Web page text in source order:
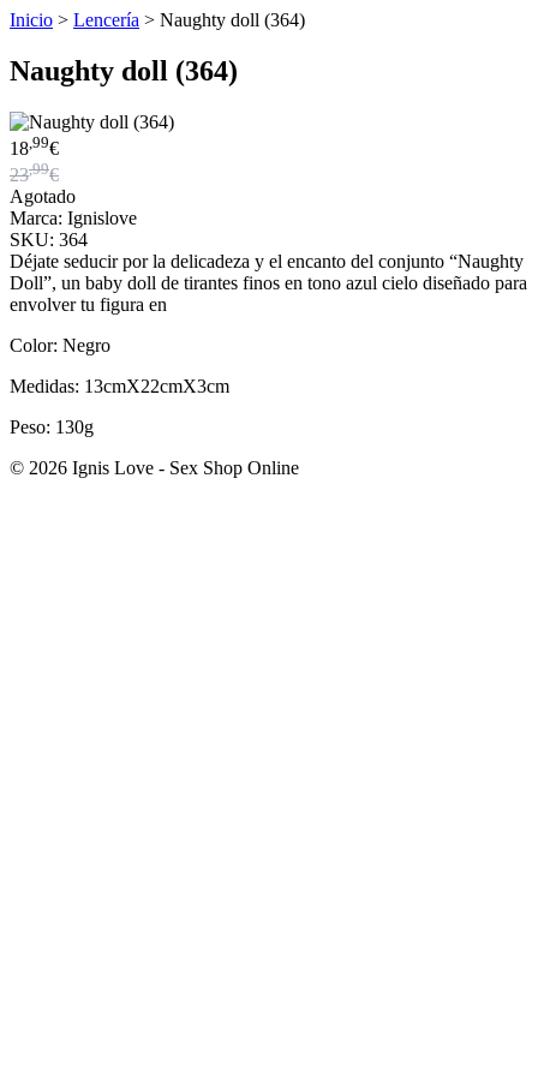
Inicio > Lencería > Naughty doll (364)
Naughty doll (364)
18 ,99€
23,99€
Agotado
Marca: Ignislove
SKU: 364
Déjate seducir por la delicadeza y el encanto del conjunto “Naughty
Doll”, un baby doll de tirantes finos en tono azul cielo diseñado para
envolver tu figura en
Color: Negro
Medidas: 13cmX22cmX3cm
Peso: 130g
© 2026 Ignis Love - Sex Shop Online